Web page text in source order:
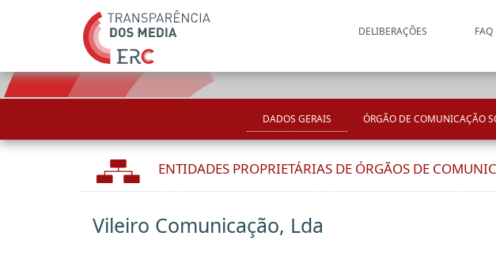
DELIBERAÇÕES FAQ
DADOS GERAIS ÓRGÃO DE COMUNICAÇÃO
ENTIDADES PROPRIETÁRIAS DE ÓRGÃOS DE
Vileiro Comunicação, Lda